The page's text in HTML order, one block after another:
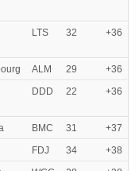
LTS 32 +36
ALM 29
+36
DDD 22 +36
BMC 31
+37
FDJ 34
+38